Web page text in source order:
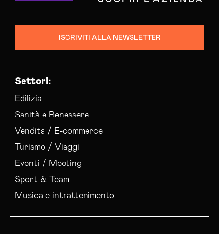
ISCRIVITI ALLA NEWSLETTER
Settori:
Edilizia
Sanità e Benessere
Vendita / E-commerce
Turismo / Viaggi
Eventi / Meeting
Sport & Team
Musica e intrattenimento